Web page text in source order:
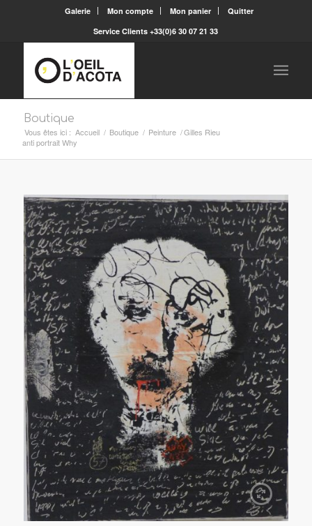
Galerie Mon compte Mon panier
Quitter
Service Clients +33(0)6 30 07 21 33
Boutique
Vous êtes ici : Accueil / Boutique / Peinture /Gilles Rieu
anti portrait Why